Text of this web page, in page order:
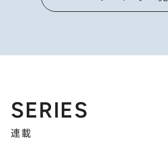
SERIES
連載